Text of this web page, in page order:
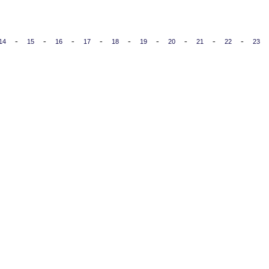
14 - 15 - 16 - 17 - 18 - 19 - 20 - 21 - 22 - 23